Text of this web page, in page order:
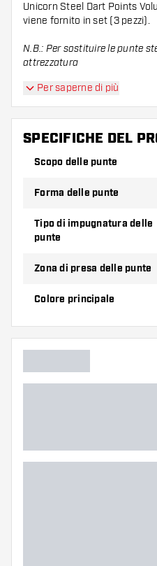
Unicorn Steel Dart Points
viene fornito in set (3 pezzi).
N.B.: Per sostituire le punte
attrezzatura
Per saperne di più
SPECIFICHE DEL
Scopo delle punte
Forma delle punte
Tipo di impugnatura delle
punte
Zona di presa delle punte
Colore principale